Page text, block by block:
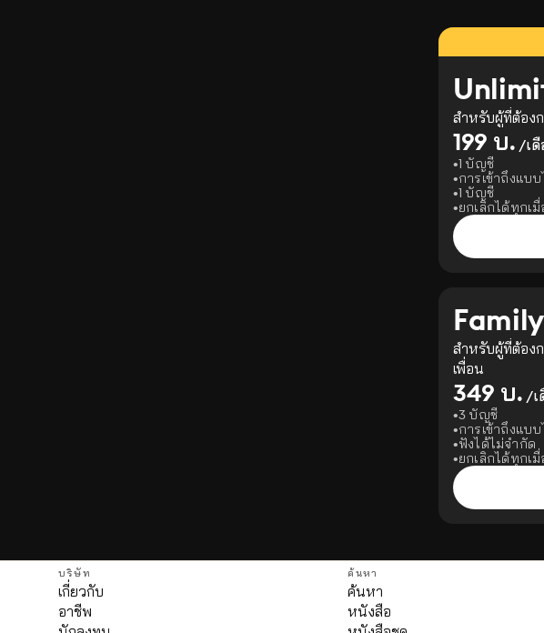
สำหรับผู้ที่ต้อง
199 บ. /เดื
1 บัญชี
การเข้าถึงแบ
1 บัญชี
ยกเลิกได้ทุกเมื่
Family
สำหรับผู้ที่ต้อง
เพื่อน
349 บ. /เ
3 บัญชี
การเข้าถึงแบ
ฟังได้ไม่จำกัด
ยกเลิกได้ทุกเมื่
บริษัท
เกี่ยวกับ
อาชีพ
ค้นหา
ค้นหา
หนังสือ